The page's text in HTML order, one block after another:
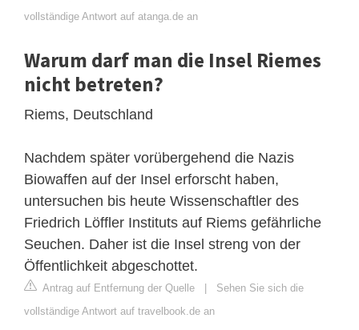
vollständige Antwort auf atanga.de an
Warum darf man die Insel Riemes
nicht betreten?
Riems, Deutschland
Nachdem später vorübergehend die Nazis
Biowaffen auf der Insel erforscht haben,
untersuchen bis heute Wissenschaftler des
Friedrich Löffler Instituts auf Riems gefährliche
Seuchen. Daher ist die Insel streng von der
Öffentlichkeit abgeschottet.
Antrag auf Entfernung der Quelle | Sehen Sie sich die
vollständige Antwort auf travelbook.de an